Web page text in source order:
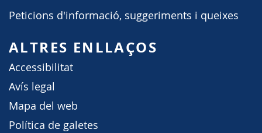
Peticions d'informació, suggeriments i queixes
ALTRES ENLLAÇOS
Accessibilitat
Avís legal
Mapa del web
Política de galetes